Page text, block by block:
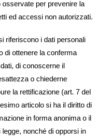
per prevenire la
ed accessi non autorizzati.
riferiscono i dati personali
di ottenere la conferma
di conoscerne il
o chiederne
la rettificazione (art. 7 del
articolo si ha il diritto di
in forma anonima o il
nonché di opporsi in